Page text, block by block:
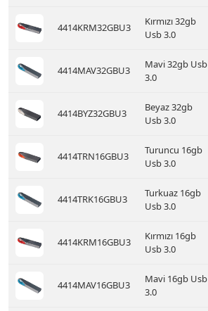
4414KRM32GBU3
Kırmızı 32gb
Usb 3.0
4414MAV32GBU3
Mavi 32gb Usb
3.0
4414BYZ32GBU3
Beyaz 32gb
Usb 3.0
4414TRN16GBU3
Turuncu 16gb
Usb 3.0
4414TRK16GBU3
Turkuaz 16gb
Usb 3.0
4414KRM16GBU3
Kırmızı 16gb
Usb 3.0
4414MAV16GBU3
Mavi 16gb Usb
3.0